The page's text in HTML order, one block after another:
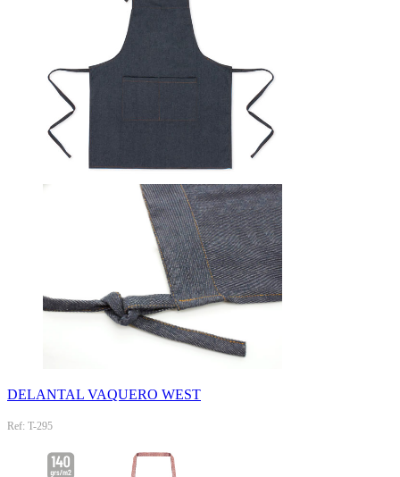
DELANTAL VAQUERO WEST
Ref: T-295